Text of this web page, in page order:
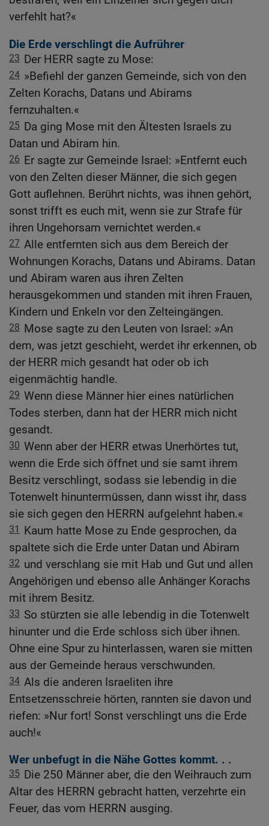
verfehlt hat?«
Die Erde verschlingt die Aufrührer
23 Der HERR sagte zu Mose:
24 »Befiehl der ganzen Gemeinde, sich von den
Zelten Korachs, Datans und Abirams
fernzuhalten.«
25 Da ging Mose mit den Ältesten Israels zu
Datan und Abiram hin.
26 Er sagte zur Gemeinde Israel: »Entfernt euch
von den Zelten dieser Männer, die sich gegen
Gott auflehnen. Berührt nichts, was ihnen gehört,
sonst trifft es euch mit, wenn sie zur Strafe für
ihren Ungehorsam vernichtet werden.«
27 Alle entfernten sich aus dem Bereich der
Wohnungen Korachs, Datans und Abirams. Datan
und Abiram waren aus ihren Zelten
herausgekommen und standen mit ihren Frauen,
Kindern und Enkeln vor den Zelteingängen.
28 Mose sagte zu den Leuten von Israel: »An
dem, was jetzt geschieht, werdet ihr erkennen, ob
der HERR mich gesandt hat oder ob ich
eigenmächtig handle.
29 Wenn diese Männer hier eines natürlichen
Todes sterben, dann hat der HERR mich nicht
gesandt.
30 Wenn aber der HERR etwas Unerhörtes tut,
wenn die Erde sich öffnet und sie samt ihrem
Besitz verschlingt, sodass sie lebendig in die
Totenwelt hinuntermüssen, dann wisst ihr, dass
sie sich gegen den HERRN aufgelehnt haben.«
31 Kaum hatte Mose zu Ende gesprochen, da
spaltete sich die Erde unter Datan und Abiram
32 und verschlang sie mit Hab und Gut und allen
Angehörigen und ebenso alle Anhänger Korachs
mit ihrem Besitz.
33 So stürzten sie alle lebendig in die Totenwelt
hinunter und die Erde schloss sich über ihnen.
Ohne eine Spur zu hinterlassen, waren sie mitten
aus der Gemeinde heraus verschwunden.
34 Als die anderen Israeliten ihre
Entsetzensschreie hörten, rannten sie davon und
riefen: »Nur fort! Sonst verschlingt uns die Erde
auch!«
Wer unbefugt in die Nähe Gottes kommt. . .
35 Die 250 Männer aber, die den Weihrauch zum
Altar des HERRN gebracht hatten, verzehrte ein
Feuer, das vom HERRN ausging.